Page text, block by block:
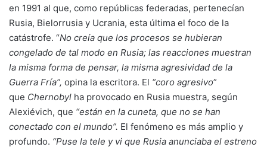
en 1991 al que, como repúblicas federadas, pertenecían
Rusia, Bielorrusia y Ucrania, esta última el foco de la
catástrofe. “No creía que los procesos se hubieran
congelado de tal modo en Rusia; las reacciones muestran
la misma forma de pensar, la misma agresividad de la
Guerra Fría”, opina la escritora. El “coro agresivo”
que Chernobyl ha provocado en Rusia muestra, según
Alexiévich, que “están en la cuneta, que no se han
conectado con el mundo”. El fenómeno es más amplio y
profundo. “Puse la tele y vi que Rusia anunciaba el estreno